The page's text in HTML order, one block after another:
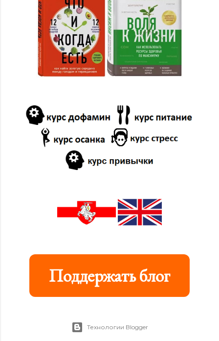
Поддержать блог
Технологии Blogger